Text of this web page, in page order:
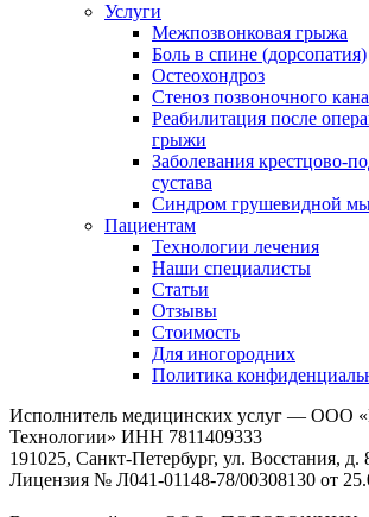
Услуги
Межпозвонковая грыжа
Боль в спине (дорсопатия)
Остеохондроз
Стеноз позвоночного
Реабилитация после
грыжи
Заболевания крест­цово-
сустава
Синдром грушевидной
Пациентам
Технологии лечения
Наши специалисты
Статьи
Отзывы
Стоимость
Для иногородних
Политика
Исполнитель медицинских услуг — ООО
Технологии» ИНН 7811409333
191025, Санкт-Петербург, ул. Восстания, д.
Лицензия № Л041-01148-78/00308130 от